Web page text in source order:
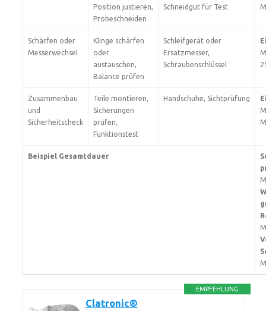
Position justieren,
Probeschneiden
Schneidgut für Test
Schärfen oder
Messerwechsel
Klinge schärfen
oder
austauschen,
Balance prüfen
Schleifgerät oder
Ersatzmesser,
Schraubenschlüssel
Zusammenbau
und
Sicherheitscheck
Teile montieren,
Sicherungen
prüfen,
Funktionstest
Handschuhe, Sichtprüfung
Beispiel Gesamtdauer
EMPFEHLUNG
Clatronic®